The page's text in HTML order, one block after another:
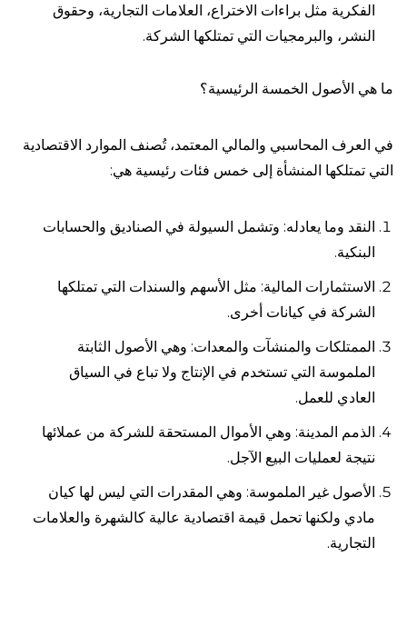
الفكرية مثل براءات الاختراع، العلامات التجارية، وحقوق
النشر، والبرمجيات التي تمتلكها الشركة.
ما هي الأصول الخمسة الرئيسية؟
في العرف المحاسبي والمالي المعتمد، تُصنف الموارد الاقتصادية
التي تمتلكها المنشأة إلى خمس فئات رئيسية هي:
النقد وما يعادله: وتشمل السيولة في الصناديق والحسابات
البنكية.
الاستثمارات المالية: مثل الأسهم والسندات التي تمتلكها
الشركة في كيانات أخرى.
الممتلكات والمنشآت والمعدات: وهي الأصول الثابتة
الملموسة التي تستخدم في الإنتاج ولا تباع في السياق
العادي للعمل.
الذمم المدينة: وهي الأموال المستحقة للشركة من عملائها
نتيجة لعمليات البيع الآجل.
الأصول غير الملموسة: وهي المقدرات التي ليس لها كيان
مادي ولكنها تحمل قيمة اقتصادية عالية كالشهرة والعلامات
التجارية.